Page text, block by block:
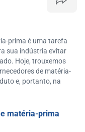
prima é uma tarefa
sua indústria evitar
Hoje, trouxemos
de matéria-
e, portanto, na
matéria-prima